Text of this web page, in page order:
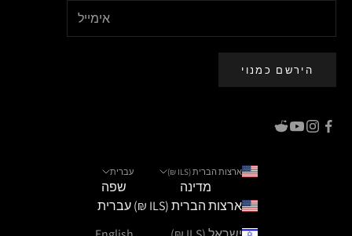
הירשם כמנוי
ארצות הברית (ILS ₪)
מדינה
ארצות הברית (ILS ₪)
עברית
שפה
עברית